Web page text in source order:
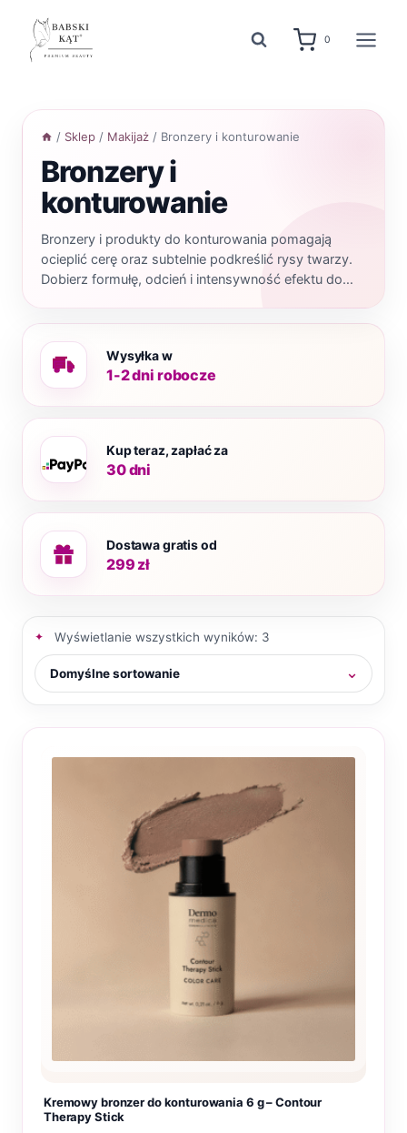
treści
0
/ Sklep / Makijaż / Bronzery i konturowanie
Bronzery i
konturowanie
Bronzery i produkty do konturowania pomagają
ocieplić cerę oraz subtelnie podkreślić rysy twarzy.
Dobierz formułę, odcień i intensywność efektu do
Wysyłka w
1-2 dni robocze
Kup teraz, zapłać za
30 dni
Dostawa gratis od
299 zł
Wyświetlanie wszystkich wyników: 3
Kremowy bronzer do konturowania 6 g – Contour
Therapy Stick